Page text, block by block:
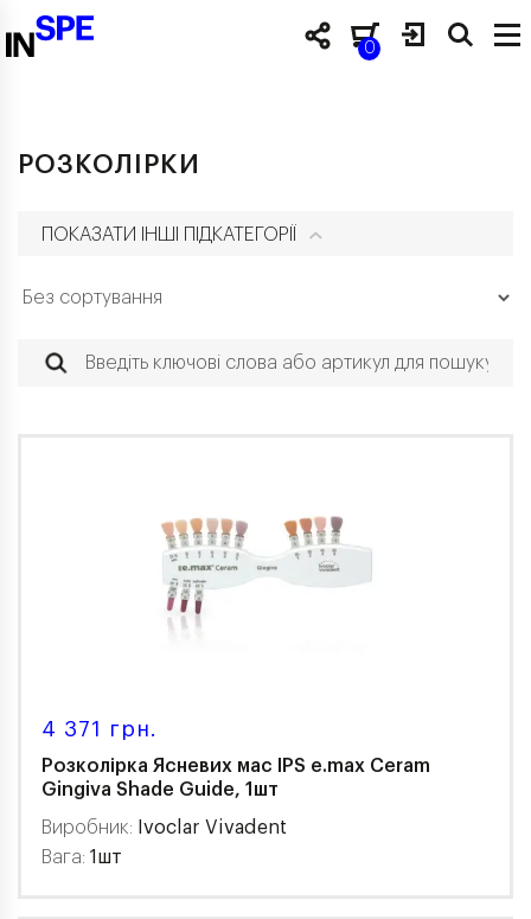
0
РОЗКОЛІРКИ
ПОКАЗАТИ ІНШІ ПІДКАТЕГОРІЇ
4 371 грн.
Розколірка Ясневих мас IPS e.max Ceram
Gingiva Shade Guide, 1шт
Виробник:
Ivoclar Vivadent
Вага: 1шт